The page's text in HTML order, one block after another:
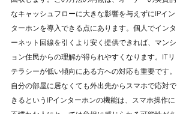
なキャッシュフローに大きな影響を与えずにIPイン
ターホンを導入できる点にあります。個人でインタ
ーネット回線を引くより安く提供できれば、マンシ
ョン住民からの理解が得られやすくなります。ITリ
テラシーが低い傾向にある方への対応も重要です。
自分の部屋に居なくても外出先からスマホで応対で
きるというIPインターホンの機能は、スマホ操作に